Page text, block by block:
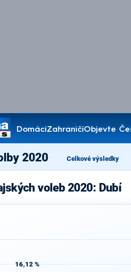
DomácíZahraničíObjevte
Pořady
2020 Celkové výsledky
voleb 2020: Dubí
16,12 %